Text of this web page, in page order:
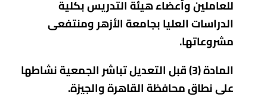
للعاملين وأعضاء هيئة التدريس بكلية
الدراسات العليا بجامعة الأزهر ومنتفعى
مشروعاتها.
المادة (3) قبل التعديل تباشر الجمعية نشاطها
على نطاق محافظة القاهرة والجيزة.